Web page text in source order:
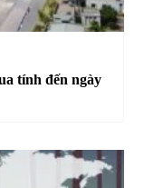
tính đến ngày